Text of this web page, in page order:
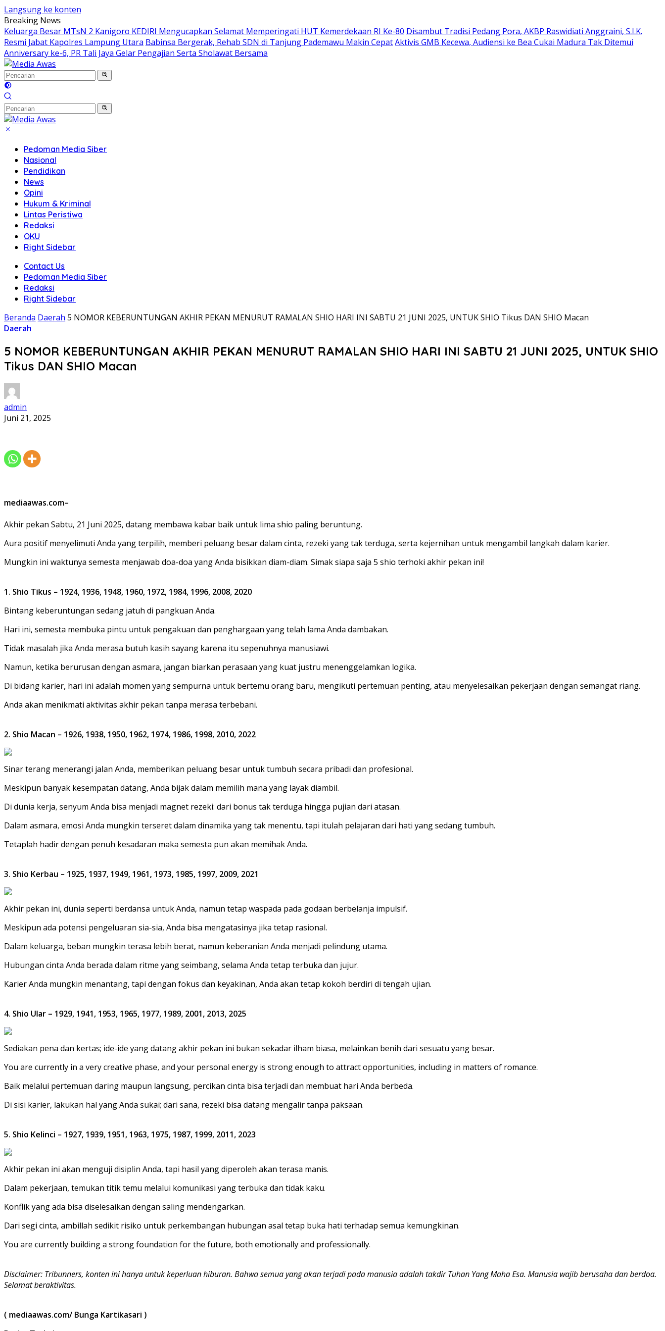
Langsung ke konten
Breaking News
Keluarga Besar MTsN 2 Kanigoro KEDIRI Mengucapkan Selamat Memperingati HUT Kemerdekaan RI Ke-80 Disambut Tradisi Pedang Pora, AKBP Raswidiati Anggraini, S.I.K.
Resmi Jabat Kapolres Lampung Utara Babinsa Bergerak, Rehab SDN di Tanjung Pademawu Makin CepatAktivis GMB Kecewa, Audiensi ke Bea Cukai Madura Tak Ditemui
Anniversary ke-6, PR Tali Jaya Gelar Pengajian Serta Sholawat Bersama
Pedoman Media Siber
Nasional
Pendidikan
News
Opini
Hukum & Kriminal
Lintas Peristiwa
Redaksi
OKU
Right Sidebar
Contact Us
Pedoman Media Siber
Redaksi
Right Sidebar
Beranda Daerah 5 NOMOR KEBERUNTUNGAN AKHIR PEKAN MENURUT RAMALAN SHIO HARI INI SABTU 21 JUNI 2025, UNTUK SHIO Tikus DAN SHIO Macan
Daerah
5 NOMOR KEBERUNTUNGAN AKHIR PEKAN MENURUT RAMALAN SHIO HARI INI SABTU 21 JUNI 2025, UNTUK SHIO
Tikus DAN SHIO Macan
admin
Juni 21, 2025
mediaawas.com–
Akhir pekan Sabtu, 21 Juni 2025, datang membawa kabar baik untuk lima shio paling beruntung.
Aura positif menyelimuti Anda yang terpilih, memberi peluang besar dalam cinta, rezeki yang tak terduga, serta kejernihan untuk mengambil langkah dalam karier.
Mungkin ini waktunya semesta menjawab doa-doa yang Anda bisikkan diam-diam. Simak siapa saja 5 shio terhoki akhir pekan ini!
1. Shio Tikus – 1924, 1936, 1948, 1960, 1972, 1984, 1996, 2008, 2020
Bintang keberuntungan sedang jatuh di pangkuan Anda.
Hari ini, semesta membuka pintu untuk pengakuan dan penghargaan yang telah lama Anda dambakan.
Tidak masalah jika Anda merasa butuh kasih sayang karena itu sepenuhnya manusiawi.
Namun, ketika berurusan dengan asmara, jangan biarkan perasaan yang kuat justru menenggelamkan logika.
Di bidang karier, hari ini adalah momen yang sempurna untuk bertemu orang baru, mengikuti pertemuan penting, atau menyelesaikan pekerjaan dengan semangat riang.
Anda akan menikmati aktivitas akhir pekan tanpa merasa terbebani.
2. Shio Macan – 1926, 1938, 1950, 1962, 1974, 1986, 1998, 2010, 2022
Sinar terang menerangi jalan Anda, memberikan peluang besar untuk tumbuh secara pribadi dan profesional.
Meskipun banyak kesempatan datang, Anda bijak dalam memilih mana yang layak diambil.
Di dunia kerja, senyum Anda bisa menjadi magnet rezeki: dari bonus tak terduga hingga pujian dari atasan.
Dalam asmara, emosi Anda mungkin terseret dalam dinamika yang tak menentu, tapi itulah pelajaran dari hati yang sedang tumbuh.
Tetaplah hadir dengan penuh kesadaran maka semesta pun akan memihak Anda.
3. Shio Kerbau – 1925, 1937, 1949, 1961, 1973, 1985, 1997, 2009, 2021
Akhir pekan ini, dunia seperti berdansa untuk Anda, namun tetap waspada pada godaan berbelanja impulsif.
Meskipun ada potensi pengeluaran sia-sia, Anda bisa mengatasinya jika tetap rasional.
Dalam keluarga, beban mungkin terasa lebih berat, namun keberanian Anda menjadi pelindung utama.
Hubungan cinta Anda berada dalam ritme yang seimbang, selama Anda tetap terbuka dan jujur.
Karier Anda mungkin menantang, tapi dengan fokus dan keyakinan, Anda akan tetap kokoh berdiri di tengah ujian.
4. Shio Ular – 1929, 1941, 1953, 1965, 1977, 1989, 2001, 2013, 2025
Sediakan pena dan kertas; ide-ide yang datang akhir pekan ini bukan sekadar ilham biasa, melainkan benih dari sesuatu yang besar.
You are currently in a very creative phase, and your personal energy is strong enough to attract opportunities, including in matters of romance.
Baik melalui pertemuan daring maupun langsung, percikan cinta bisa terjadi dan membuat hari Anda berbeda.
Di sisi karier, lakukan hal yang Anda sukai; dari sana, rezeki bisa datang mengalir tanpa paksaan.
5. Shio Kelinci – 1927, 1939, 1951, 1963, 1975, 1987, 1999, 2011, 2023
Akhir pekan ini akan menguji disiplin Anda, tapi hasil yang diperoleh akan terasa manis.
Dalam pekerjaan, temukan titik temu melalui komunikasi yang terbuka dan tidak kaku.
Konflik yang ada bisa diselesaikan dengan saling mendengarkan.
Dari segi cinta, ambillah sedikit risiko untuk perkembangan hubungan asal tetap buka hati terhadap semua kemungkinan.
You are currently building a strong foundation for the future, both emotionally and professionally.
Disclaimer: Tribunners, konten ini hanya untuk keperluan hiburan. Bahwa semua yang akan terjadi pada manusia adalah takdir Tuhan Yang Maha Esa. Manusia wajib berusaha dan berdoa.
Selamat beraktivitas.
( mediaawas.com/ Bunga Kartikasari )